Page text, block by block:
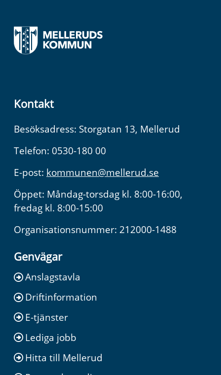
Kontakt
Besöksadress: Storgatan 13, Mellerud
Telefon: 0530-180 00
E-post: kommunen@mellerud.se
Öppet: Måndag-torsdag kl. 8:00-16:00,
fredag kl. 8:00-15:00
Organisationsnummer: 212000-1488
Genvägar
Anslagstavla
Driftinformation
E-tjänster
Lediga jobb
Hitta till Mellerud